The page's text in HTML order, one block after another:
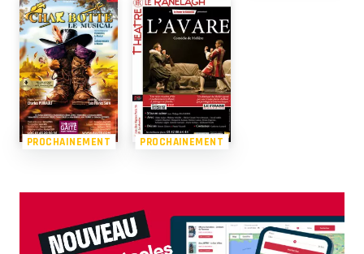
PROCHAINEMENT PROCHAINEMENT